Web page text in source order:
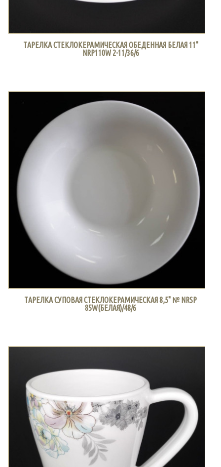
ТАРЕЛКА СТЕКЛОКЕРАМИЧЕСКАЯ ОБЕДЕННАЯ БЕЛАЯ 11"
NRP110W 2-11/36/6
ТАРЕЛКА СУПОВАЯ СТЕКЛОКЕРАМИЧЕСКАЯ 8,5" № NRSP
85W(БЕЛАЯ)/48/6